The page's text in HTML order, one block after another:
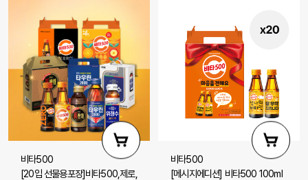
비타500
[20입 선물용포장]비타500,제로,
비타500
[메시지에디션] 비타500 100ml